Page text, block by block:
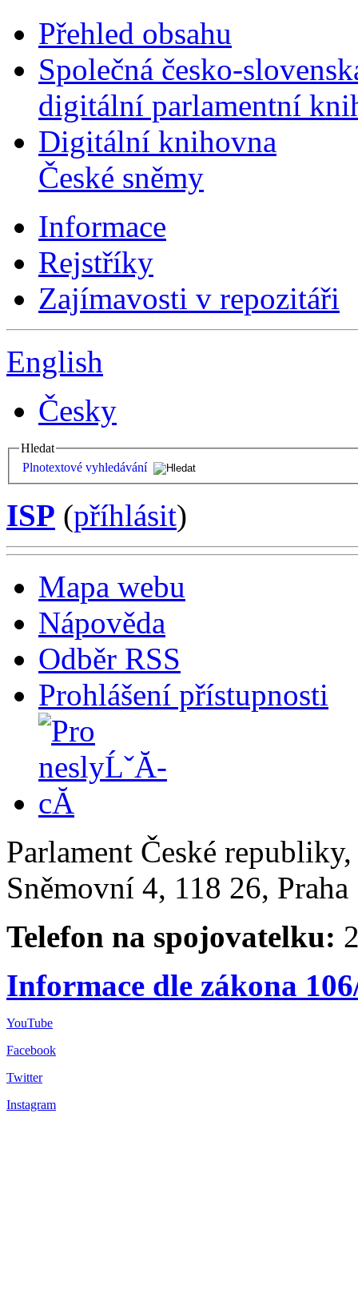
Přehled obsahu
Společná česko-
digitální parlamentní
Digitální knihovna
České sněmy
Informace
Rejstříky
Zajímavosti v repozitáři
English
Česky
Hledat
Plnotextové vyhledávání
ISP (příhlásit)
Mapa webu
Nápověda
Odběr RSS
Prohlášení přístupnosti
Parlament České
Sněmovní 4, 118 26,
Telefon na spojovatelku:
Informace dle zákona
YouTube
Facebook
Twitter
Instagram